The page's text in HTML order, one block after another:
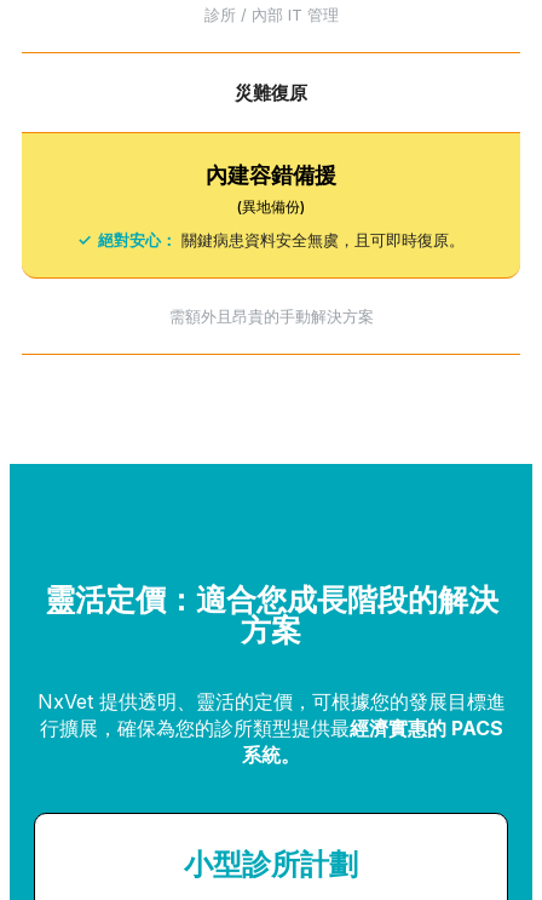
診所 / 內部 IT 管理
災難復原
內建容錯備援
(異地備份)
✓ 絕對安心： 關鍵病患資料安全無虞，且可即時復原。
需額外且昂貴的手動解決方案
靈活定價：適合您成長階段的解決
方案
NxVet 提供透明、靈活的定價，可根據您的發展目標進
行擴展，確保為您的診所類型提供最經濟實惠的 PACS
系統。
小型診所計劃